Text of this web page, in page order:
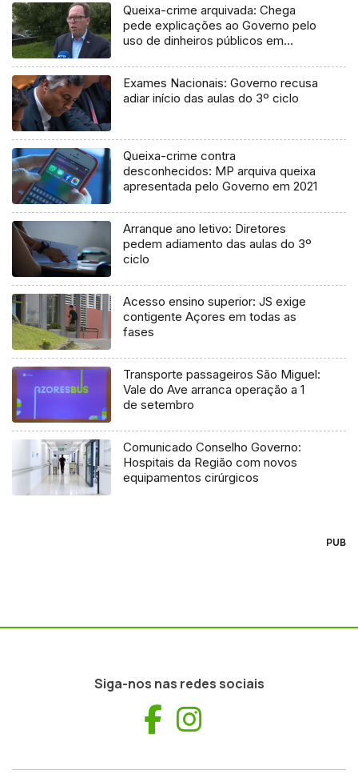
Queixa-crime arquivada: Chega
pede explicações ao Governo pelo
uso de dinheiros públicos em
Exames Nacionais: Governo recusa
adiar início das aulas do 3º ciclo
Queixa-crime contra
desconhecidos: MP arquiva queixa
apresentada pelo Governo em 2021
Arranque ano letivo: Diretores
pedem adiamento das aulas do 3º
ciclo
Acesso ensino superior: JS exige
contigente Açores em todas as
fases
Transporte passageiros São Miguel:
Vale do Ave arranca operação a 1
de setembro
Comunicado Conselho Governo:
Hospitais da Região com novos
equipamentos cirúrgicos
PUB
Siga-nos nas redes sociais
Facebook